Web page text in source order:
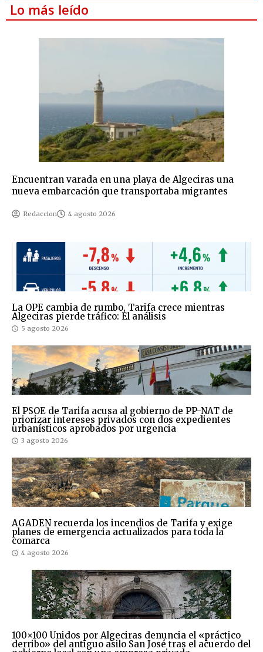
Lo más leído
Encuentran varada en una playa de Algeciras una
nueva embarcación que transportaba migrantes
Redaccion 4 agosto 2026
La OPE cambia de rumbo, Tarifa crece mientras
Algeciras pierde tráfico: El análisis
5 agosto 2026
El PSOE de Tarifa acusa al gobierno de PP-NAT de
priorizar intereses privados con dos expedientes
urbanísticos aprobados por urgencia
3 agosto 2026
AGADEN recuerda los incendios de Tarifa y exige
planes de emergencia actualizados para toda la
comarca
4 agosto 2026
100×100 Unidos por Algeciras denuncia el «práctico
derribo» del antiguo asilo San José tras el acuerdo del